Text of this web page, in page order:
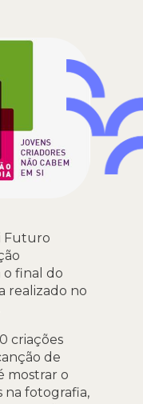
Futuro
o final do
realizado no
criações
de
mostrar o
na fotografia,